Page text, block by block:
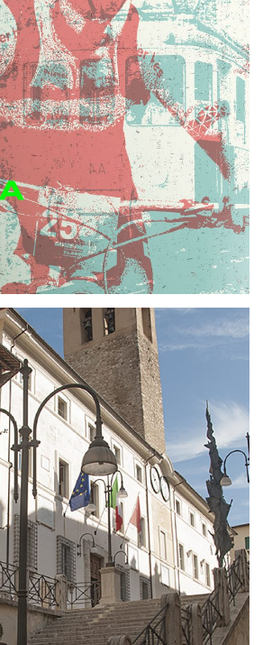
è la più antica chiesa di
e affascinante edificio
radici nel passato locale e in
alla presenza longobarda nella
MTB